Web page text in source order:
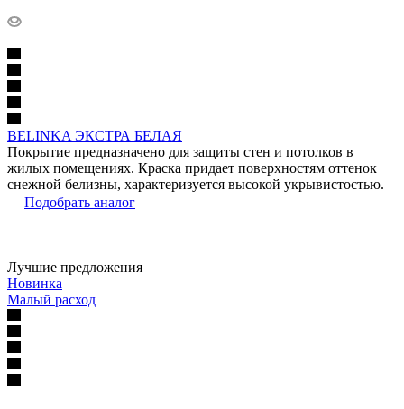
BELINKA ЭКСТРА БЕЛАЯ
Покрытие предназначено для защиты стен и потолков в
жилых помещениях. Краска придает поверхностям оттенок
снежной белизны, характеризуется высокой укрывистостью.
Подобрать аналог
Лучшие предложения
Новинка
Малый расход